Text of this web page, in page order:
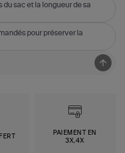
sac et la longueur de sa
pour préserver la
PAIEMENT EN
3X,4X